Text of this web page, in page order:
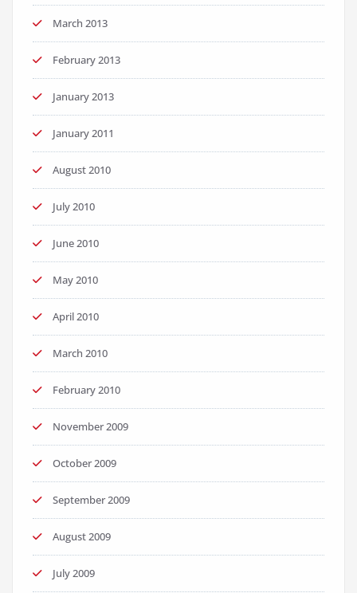
March 2013
February 2013
January 2013
January 2011
August 2010
July 2010
June 2010
May 2010
April 2010
March 2010
February 2010
November 2009
October 2009
September 2009
August 2009
July 2009